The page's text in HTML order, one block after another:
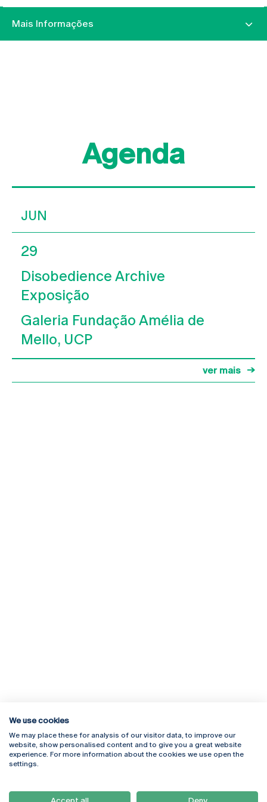
Mais Informações
Agenda
JUN
29
Disobedience Archive
Exposição
Galeria Fundação Amélia de
Mello, UCP
ver mais
Rua Diogo Botelho 1327
4169-005 Porto
+351 226 196 240
Campus Online
Webmail
Como Chegar
We use cookies
We may place these for analysis of our visitor data, to improve our
website, show personalised content and to give you a great website
experience. For more information about the cookies we use open the
settings.